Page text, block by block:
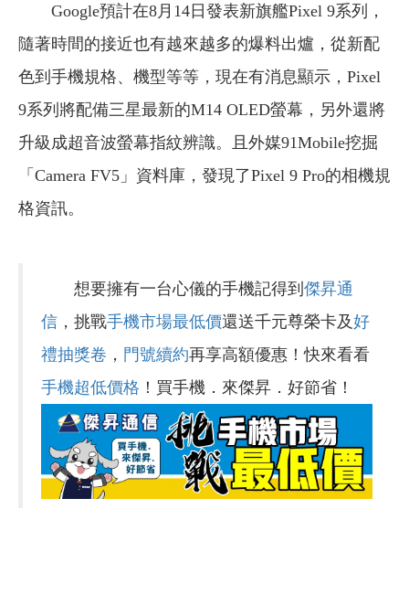
Google預計在8月14日發表新旗艦Pixel 9系列，
隨著時間的接近也有越來越多的爆料出爐，從新配
色到手機規格、機型等等，現在有消息顯示，Pixel
9系列將配備三星最新的M14 OLED螢幕，另外還將
升級成超音波螢幕指紋辨識。且外媒91Mobile挖掘
「Camera FV5」資料庫，發現了Pixel 9 Pro的相機規
格資訊。
想要擁有一台心儀的手機記得到 傑昇通
信 ，挑戰手機市場最低價還送千元尊榮卡及好
禮抽獎卷 ， 門號續約再享高額優惠！快來看看
手機超低價格 ！買手機．來傑昇．好節省！